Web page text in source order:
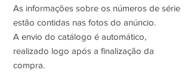
As informações sobre os números de série
estão contidas nas fotos do anúncio.
A envio do catálogo é automático,
realizado logo após a finalização da
compra.